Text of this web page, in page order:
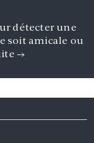
détecter une
soit amicale ou
→